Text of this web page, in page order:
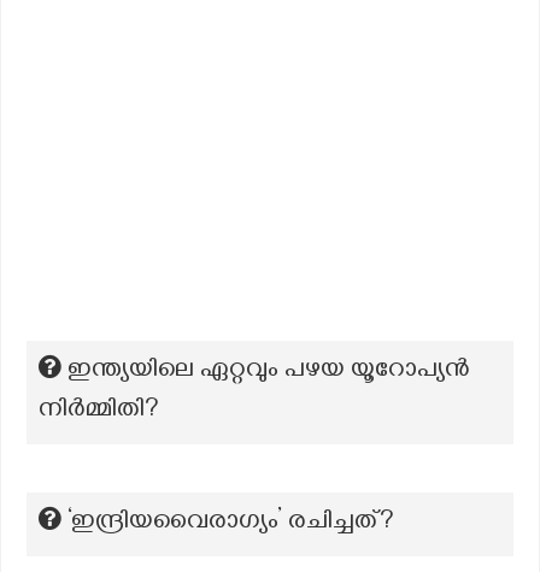
ഇന്ത്യയിലെ ഏറ്റവും പഴയ യൂറോപ്യൻ
നിർമ്മിതി?
‘ഇന്ദ്രിയവൈരാഗ്യം’ രചിച്ചത്?